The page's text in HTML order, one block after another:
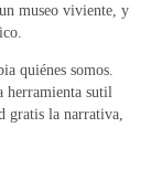
museo viviente, y
quiénes somos.
herramienta sutil
gratis la narrativa,